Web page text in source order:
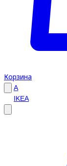
Корзина
A
IKEA